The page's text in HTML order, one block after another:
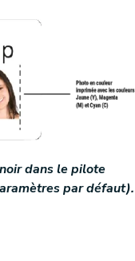
dans le pilote
par défaut).